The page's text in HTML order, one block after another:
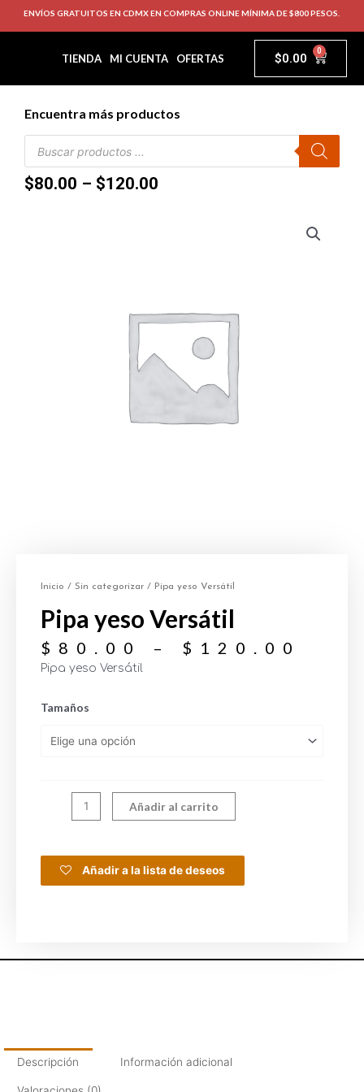
ENVÍOS GRATUITOS EN CDMX EN COMPRAS ONLINE MÍNIMA DE $800 PESOS.
TIENDA MI CUENTA OFERTAS $0.00 0
Encuentra más productos
$80.00 – $120.00
Inicio / Sin categorizar / Pipa yeso Versátil
Pipa yeso Versátil
$ 80.00 – $ 120.00
Pipa yeso Versátil
Tamaños
Añadir al carrito
Añadir a la lista de deseos
Descripción Información adicional